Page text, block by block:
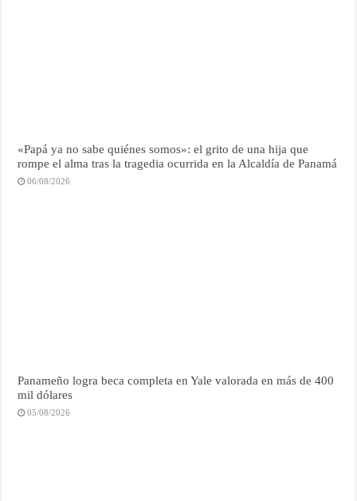
«Papá ya no sabe quiénes somos»: el grito de una hija que
rompe el alma tras la tragedia ocurrida en la Alcaldía de Panamá
06/08/2026
Panameño logra beca completa en Yale valorada en más de 400
mil dólares
05/08/2026